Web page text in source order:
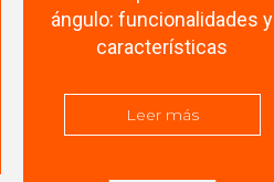
ángulo: funcionalidades y
características
Leer más